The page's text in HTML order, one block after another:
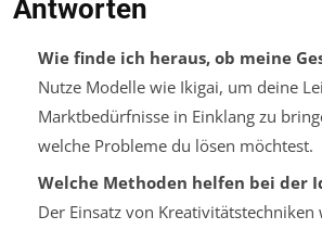
Antworten
Wie finde ich heraus, ob meine
Nutze Modelle wie Ikigai, um deine
Marktbedürfnisse in Einklang zu
welche Probleme du lösen möchtest.
Welche Methoden helfen bei der
Der Einsatz von